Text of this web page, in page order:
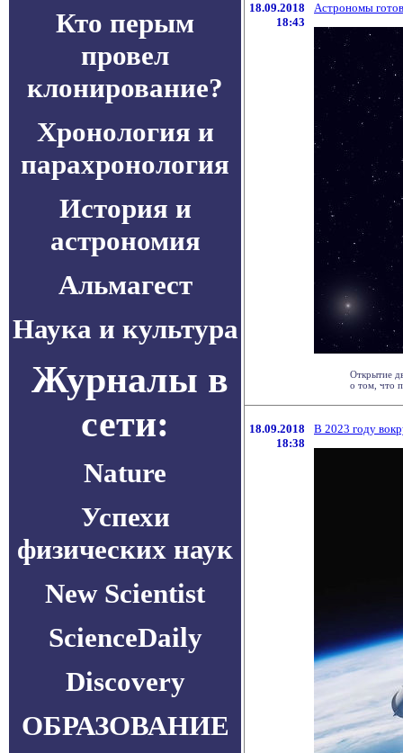
Кто перым
провел
клонирование?
Хронология и
парахронология
История и
астрономия
Альмагест
Наука и культура
Журналы в
сети:
Nature
Успехи
физических наук
New Scientist
ScienceDaily
Discovery
ОБРАЗОВАНИЕ
18.09.2018
18:43
Астрономы
Открытие
о том, что
18.09.2018
18:38
В 2023 году